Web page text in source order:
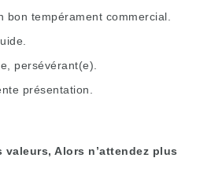
bon tempérament commercial.
persévérant(e).
présentation.
Alors n’attendez plus